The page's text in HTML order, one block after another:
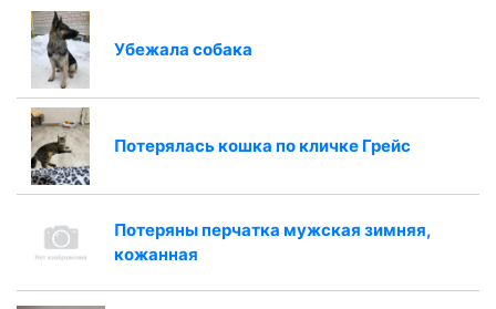
Убежала собака
Потерялась кошка по кличке Грейс
Потеряны перчатка мужская зимняя,
кожанная